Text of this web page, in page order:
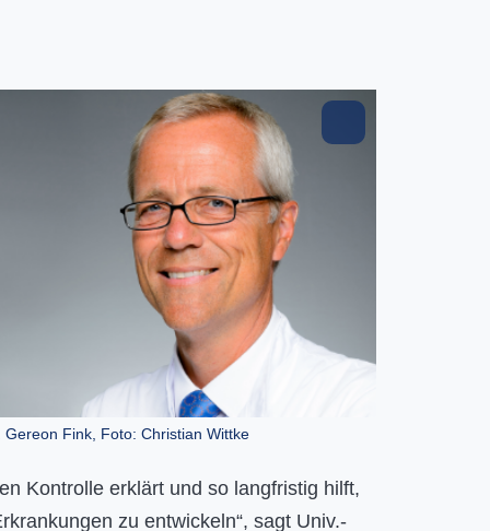
Gereon Fink, Foto: Christian Wittke
Kontrolle erklärt und so langfristig hilft,
zu entwickeln“, sagt Univ.-